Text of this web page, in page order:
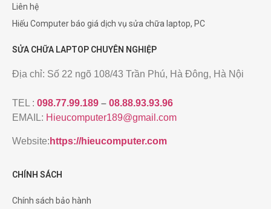
Liên hệ
Hiếu Computer báo giá dịch vụ sửa chữa laptop, PC
SỬA CHỮA LAPTOP CHUYÊN NGHIỆP
Địa chỉ: Số 22 ngõ 108/43 Trần Phú, Hà Đông, Hà Nội
TEL : 098.77.99.189 – 08.88.93.93.96
EMAIL: Hieucomputer189@gmail.com
Website: https://hieucomputer.com
CHÍNH SÁCH
Chính sách bảo hành